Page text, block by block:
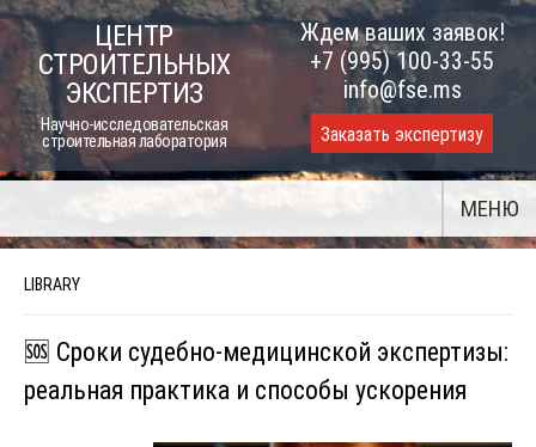
Skip
to
content
ЦЕНТР
СТРОИТЕЛЬНЫХ
ЭКСПЕРТИЗ
Научно-исследовательская
строительная лаборатория
Ждем ваших заявок!
+7 (995) 100-33-55
info@fse.ms
Заказать экспертизу
МЕНЮ
LIBRARY
🆘 Сроки судебно-медицинской экспертизы:
реальная практика и способы ускорения